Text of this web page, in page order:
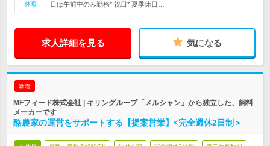
休暇
日は午前中のみ勤務* 祝日* 夏季休日…
求人詳細を見る 気になる
新着
MFフィード株式会社 | キリングループ「メルシャン」から独立した、飼料
メーカーです
酪農家の運営をサポートする【提案営業】<完全週休2日制＞